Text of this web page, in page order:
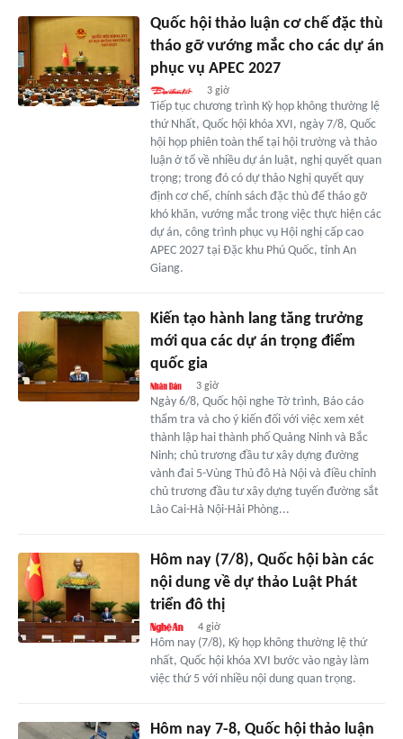
Quốc hội thảo luận cơ chế đặc thù
tháo gỡ vướng mắc cho các dự án
phục vụ APEC 2027
3 giờ
Tiếp tục chương trình Kỳ họp không thường lệ
thứ Nhất, Quốc hội khóa XVI, ngày 7/8, Quốc
hội họp phiên toàn thể tại hội trường và thảo
luận ở tổ về nhiều dự án luật, nghị quyết quan
trọng; trong đó có dự thảo Nghị quyết quy
định cơ chế, chính sách đặc thù để tháo gỡ
khó khăn, vướng mắc trong việc thực hiện các
dự án, công trình phục vụ Hội nghị cấp cao
APEC 2027 tại Đặc khu Phú Quốc, tỉnh An
Giang.
Kiến tạo hành lang tăng trưởng
mới qua các dự án trọng điểm
quốc gia
3 giờ
Ngày 6/8, Quốc hội nghe Tờ trình, Báo cáo
thẩm tra và cho ý kiến đối với việc xem xét
thành lập hai thành phố Quảng Ninh và Bắc
Ninh; chủ trương đầu tư xây dựng đường
vành đai 5-Vùng Thủ đô Hà Nội và điều chỉnh
chủ trương đầu tư xây dựng tuyến đường sắt
Lào Cai-Hà Nội-Hải Phòng...
Hôm nay (7/8), Quốc hội bàn các
nội dung về dự thảo Luật Phát
triển đô thị
4 giờ
Hôm nay (7/8), Kỳ họp không thường lệ thứ
nhất, Quốc hội khóa XVI bước vào ngày làm
việc thứ 5 với nhiều nội dung quan trọng.
Hôm nay 7-8, Quốc hội thảo luận